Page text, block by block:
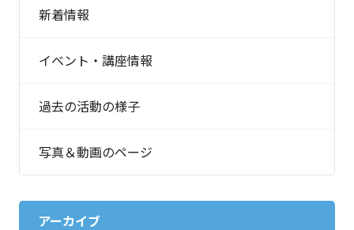
新着情報
イベント・講座情報
過去の活動の様子
写真＆動画のページ
アーカイブ